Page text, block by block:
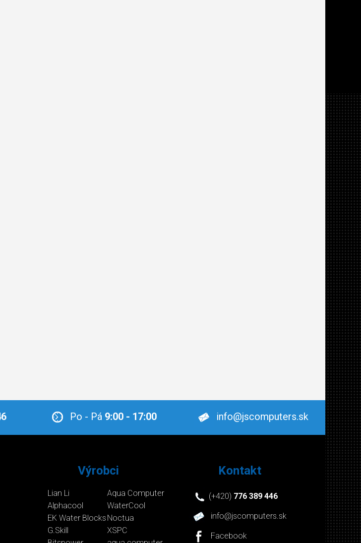
Po - Pá 9:00 - 17:00 info@jscomputers.sk
Výrobci
Lian Li
Aqua Computer
Alphacool
WaterCool
EK Water Blocks Noctua
G.Skill
XSPC
Kontakt
(+420) 776 389 446
info@jscomputers.sk
Facebook